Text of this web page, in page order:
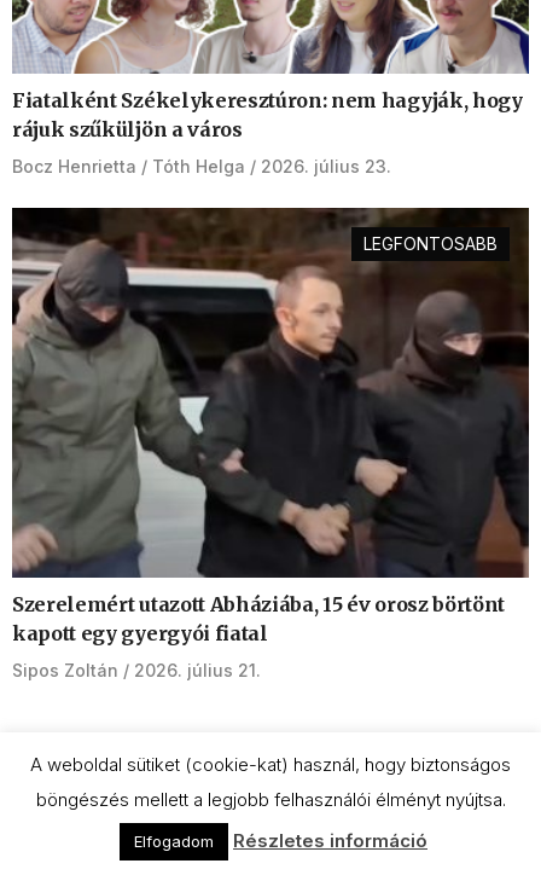
Fiatalként Székelykeresztúron: nem hagyják, hogy
rájuk szűküljön a város
Bocz Henrietta Tóth Helga 2026. július 23.
LEGFONTOSABB
Szerelemért utazott Abháziába, 15 év orosz börtönt
kapott egy gyergyói fiatal
Sipos Zoltán 2026. július 21.
Ne maradj le egyetlen új bejegyzésről sem!
A weboldal sütiket (cookie-kat) használ, hogy biztonságos
böngészés mellett a legjobb felhasználói élményt nyújtsa.
Elfogadom Részletes információ